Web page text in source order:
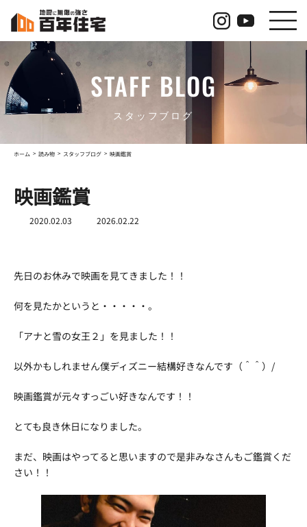
ツ
ス
キ
ッ
シ
ン
に
移
STAFF BLOG
スタッフブログ
ホーム 読み物 スタッフブログ 映画鑑賞
映画鑑賞
2020.02.03
最
日
時
2026.02.22
先日のお休みで映画を見てきました！！
何を見たかというと・・・・・。
「アナと雪の女王２」を見ました！！
以外かもしれません僕ディズニー結構好きなんです（＾＾）/
映画鑑賞が元々すっごい好きなんです！！
とても良き休日になりました。
まだ、映画はやってると思いますので是非みなさんもご鑑賞くだ
さい！！